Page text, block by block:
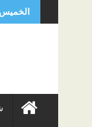
to
الخميس,